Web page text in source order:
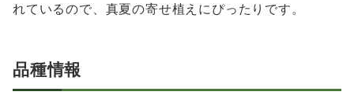
れているので、真夏の寄せ植えにぴったりです。
品種情報